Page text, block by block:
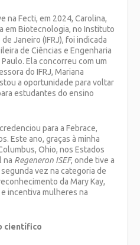
na Fecti, em 2024, Carolina,
em Biotecnologia, no Instituto
Janeiro (IFRJ), foi indicada
de Ciências e Engenharia
Ela concorreu com um
do IFRJ, Mariana
a oportunidade para voltar
estudantes do ensino
para a Febrace,
Este ano, graças à minha
Ohio, nos Estados
na Regeneron ISEF, onde tive a
vez na categoria de
da Mary Kay,
incentiva mulheres na
científico